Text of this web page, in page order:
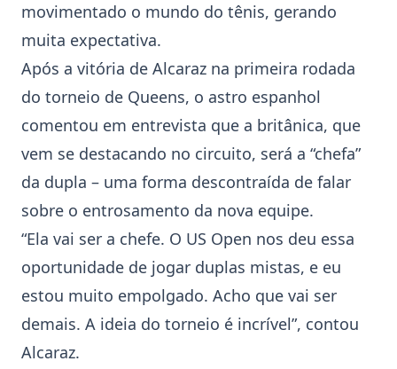
movimentado o mundo do tênis, gerando
muita expectativa.
Após a vitória de Alcaraz na primeira rodada
do torneio de Queens, o astro espanhol
comentou em entrevista que a britânica, que
vem se destacando no circuito, será a “chefa”
da dupla – uma forma descontraída de falar
sobre o entrosamento da nova equipe.
“Ela vai ser a chefe. O US Open nos deu essa
oportunidade de jogar duplas mistas, e eu
estou muito empolgado. Acho que vai ser
demais. A ideia do torneio é incrível”, contou
Alcaraz.